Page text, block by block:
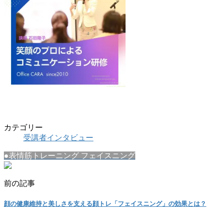
カテゴリー
受講者インタビュー
●表情筋トレーニング フェイスニング
前の記事
顔の健康維持と美しさを支える顔トレ「フェイスニング」の効果とは？